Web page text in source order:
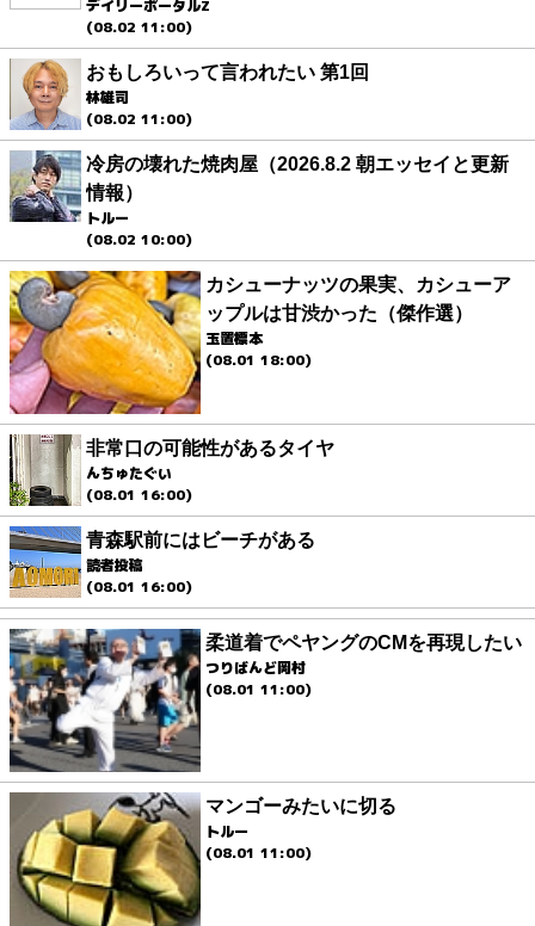
デイリーポータルZ
(08.02 11:00)
おもしろいって言われたい 第1回
林雄司
(08.02 11:00)
冷房の壊れた焼肉屋（2026.8.2 朝エッセイと更新
情報）
トルー
(08.02 10:00)
カシューナッツの果実、カシューア
ップルは甘渋かった（傑作選）
玉置標本
(08.01 18:00)
非常口の可能性があるタイヤ
んちゅたぐい
(08.01 16:00)
青森駅前にはビーチがある
読者投稿
(08.01 16:00)
柔道着でペヤングのCMを再現したい
つりばんど岡村
(08.01 11:00)
マンゴーみたいに切る
トルー
(08.01 11:00)